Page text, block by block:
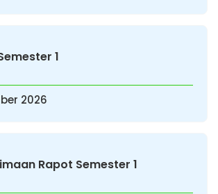
1
2026
Rapot Semester 1